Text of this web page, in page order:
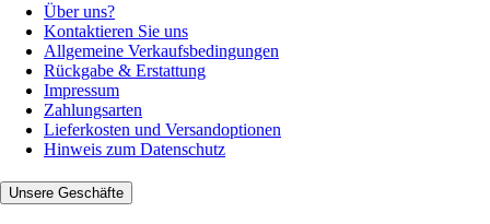
Über uns?
Kontaktieren Sie uns
Allgemeine Verkaufsbedingungen
Rückgabe & Erstattung
Impressum
Zahlungsarten
Lieferkosten und Versandoptionen
Hinweis zum Datenschutz
Unsere Geschäfte